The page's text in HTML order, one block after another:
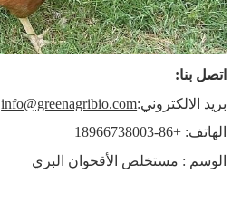
اتصل بنا:
بريد الالكتروني:info@greenagribio.com
الهاتف: +86-18966738003
الوسم : مستخلص الأقحوان البري